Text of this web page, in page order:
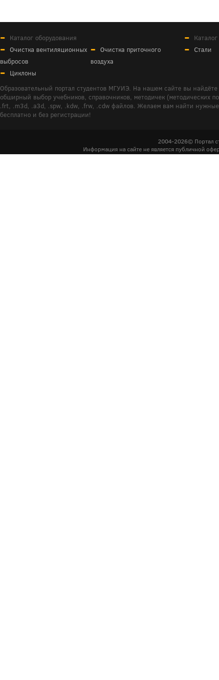
Каталог оборудования
Очистка вентиляционных
выбросов
Очистка приточного
воздуха
Циклоны
Стали
Образовательный портал студентов МГУИЭ. На нашем сайте вы
обширный выбор учебников, справочников, методичек (методических
.frt, .m3d, .a3d, .spw, .kdw, .frw, .cdw файлов. Желаем вам найти
бесплатно и без регистрации!
2004-2026© Портал
Информация на сайте не является публичной